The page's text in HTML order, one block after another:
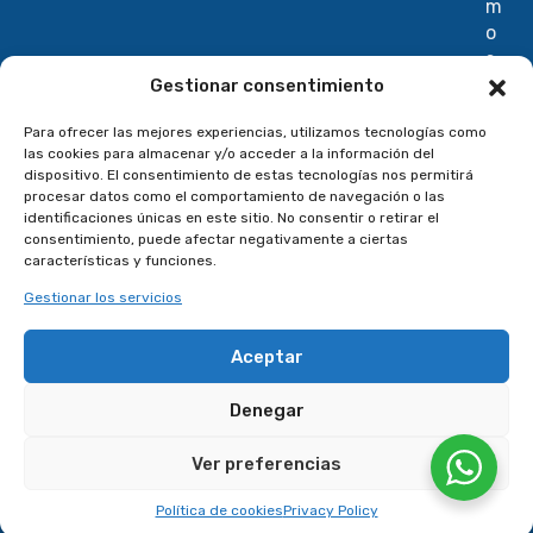
Gestionar consentimiento
Para ofrecer las mejores experiencias, utilizamos tecnologías como
las cookies para almacenar y/o acceder a la información del
dispositivo. El consentimiento de estas tecnologías nos permitirá
procesar datos como el comportamiento de navegación o las
identificaciones únicas en este sitio. No consentir o retirar el
consentimiento, puede afectar negativamente a ciertas
características y funciones.
Gestionar los servicios
Aceptar
Denegar
Ver preferencias
Política de cookiesPrivacy Policy
m
o
s
I
s